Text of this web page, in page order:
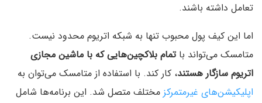
تعامل داشته باشند.
اما این کیف پول محبوب تنها به شبکه اتریوم محدود نیست.
متامسک می‌تواند باتمام بلاکچین‌هایی که با ماشین مجازی
اتریوم سازگار هستند، کار کند. با استفاده از متامسک می‌توان به
اپلیکیشن‌های غیرمتمرکز مختلف متصل شد. این برنامه‌ها شامل